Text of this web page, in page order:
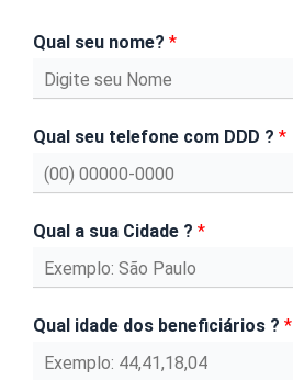
Qual seu nome? *
Qual seu telefone com DDD ? *
Qual a sua Cidade ? *
Qual idade dos beneficiários ? *